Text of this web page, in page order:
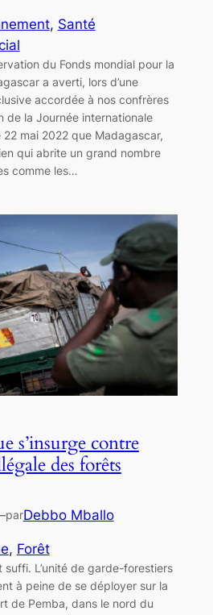
, Santé
du Fonds mondial pour la
a averti, lors d’une
accordée à nos confrères
de la Journée internationale
mai 2022 que Madagascar,
qui abrite un grand nombre
comme les…
s’insurge contre
des forêts
parDebbo Mballo
, Forêt
suffi. L’unité de garde-forestiers
à peine de se déployer sur la
de Pemba, dans le nord du